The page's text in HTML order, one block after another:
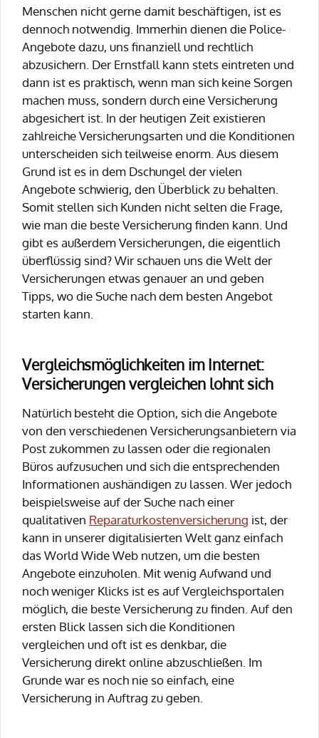
Menschen nicht gerne damit beschäftigen, ist es
dennoch notwendig. Immerhin dienen die Police-
Angebote dazu, uns finanziell und rechtlich
abzusichern. Der Ernstfall kann stets eintreten und
dann ist es praktisch, wenn man sich keine Sorgen
machen muss, sondern durch eine Versicherung
abgesichert ist. In der heutigen Zeit existieren
zahlreiche Versicherungsarten und die Konditionen
unterscheiden sich teilweise enorm. Aus diesem
Grund ist es in dem Dschungel der vielen
Angebote schwierig, den Überblick zu behalten.
Somit stellen sich Kunden nicht selten die Frage,
wie man die beste Versicherung finden kann. Und
gibt es außerdem Versicherungen, die eigentlich
überflüssig sind? Wir schauen uns die Welt der
Versicherungen etwas genauer an und geben
Tipps, wo die Suche nach dem besten Angebot
starten kann.
Vergleichsmöglichkeiten im Internet:
Versicherungen vergleichen lohnt sich
Natürlich besteht die Option, sich die Angebote
von den verschiedenen Versicherungsanbietern via
Post zukommen zu lassen oder die regionalen
Büros aufzusuchen und sich die entsprechenden
Informationen aushändigen zu lassen. Wer jedoch
beispielsweise auf der Suche nach einer
qualitativen Reparaturkostenversicherung ist, der
kann in unserer digitalisierten Welt ganz einfach
das World Wide Web nutzen, um die besten
Angebote einzuholen. Mit wenig Aufwand und
noch weniger Klicks ist es auf Vergleichsportalen
möglich, die beste Versicherung zu finden. Auf den
ersten Blick lassen sich die Konditionen
vergleichen und oft ist es denkbar, die
Versicherung direkt online abzuschließen. Im
Grunde war es noch nie so einfach, eine
Versicherung in Auftrag zu geben.